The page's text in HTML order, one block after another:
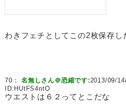
わきフェチとしてこの2枚保存し
70：名無しさん＠恐縮です:2013/09/
ID: HUtFS4ntO
ウエストは６２ってとこだな